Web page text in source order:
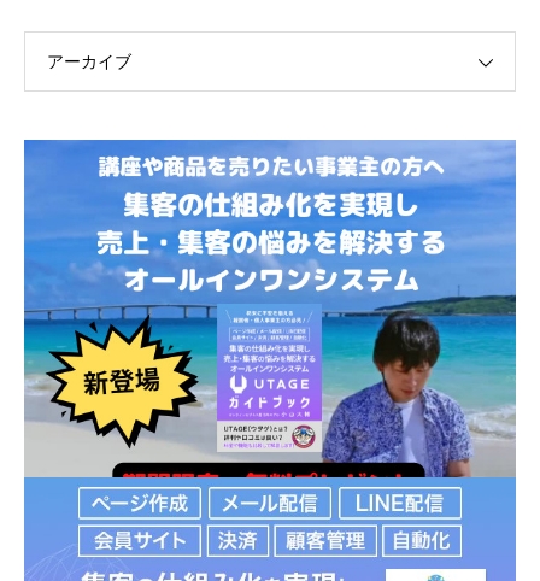
アーカイブ